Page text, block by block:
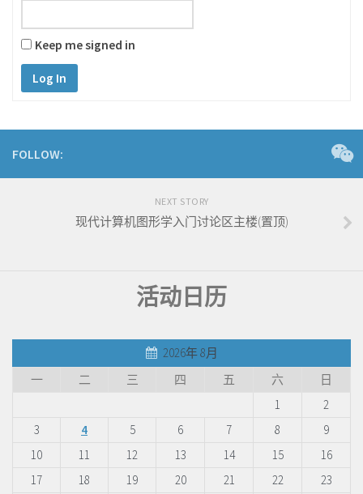
Keep me signed in
Log In
FOLLOW:
NEXT STORY
现代计算机图形学入门讨论区主楼(置顶)
活动日历
2026年 8月
一
二 三 四 五 六
日
1
2
3
4 5 6 7 8
9
10
11 12 13 14 15
16
17
18 19 20 21 22
23